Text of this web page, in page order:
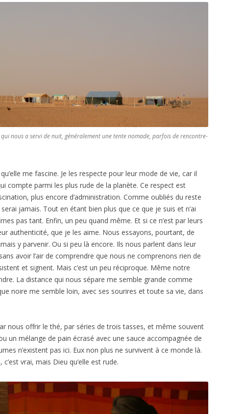
nous a servi de nuit, généralement une tente nomade, parfois de rencontre-
me fascine. Je les respecte pour leur mode de vie, car il
compte parmi les plus rude de la planète. Ce respect est
plus encore d’administration. Comme oubliés du reste
jamais. Tout en étant bien plus que ce que je suis et n’ai
pas tant. Enfin, un peu quand même. Et si ce n’est par leurs
authenticité, que je les aime. Nous essayons, pourtant, de
y parvenir. Ou si peu là encore. Ils nous parlent dans leur
avoir l’air de comprendre que nous ne comprenons rien de
et signent. Mais c’est un peu réciproque. Même notre
La distance qui nous sépare me semble grande comme
noire me semble loin, avec ses sourires et toute sa vie, dans
nous offrir le thé, par séries de trois tasses, et même souvent
un mélange de pain écrasé avec une sauce accompagnée de
n’existent pas ici. Eux non plus ne survivent à ce monde là.
vrai, mais Dieu qu’elle est rude.